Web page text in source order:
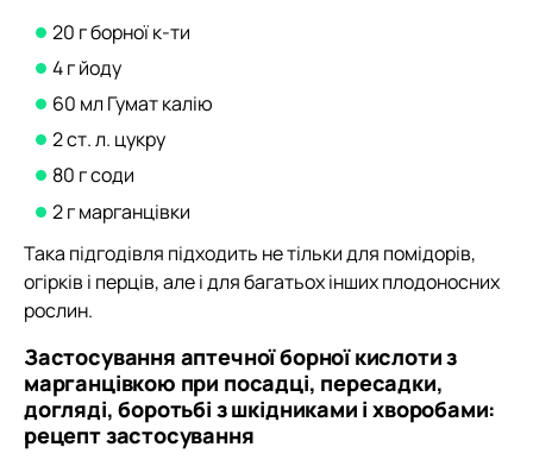
20 г борної к-ти
4 г йоду
60 мл Гумат калію
2 ст. л. цукру
80 г соди
2 г марганцівки
Така підгодівля підходить не тільки для помідорів,
огірків і перців, але і для багатьох інших плодоносних
рослин.
Застосування аптечної борної кислоти з
марганцівкою при посадці, пересадки,
догляді, боротьбі з шкідниками і хворобами:
рецепт застосування